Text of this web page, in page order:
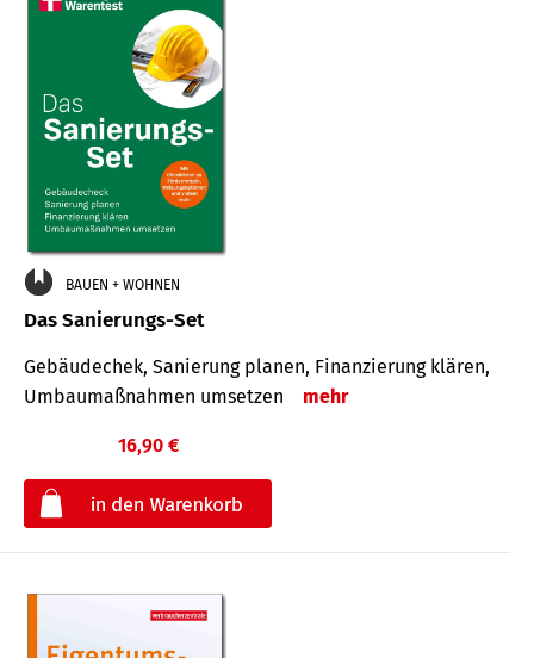
BAUEN + WOHNEN
Das Sanierungs-Set
Gebäudechek, Sanierung planen, Finanzierung klären,
Umbaumaßnahmen umsetzen
mehr
16,90 €